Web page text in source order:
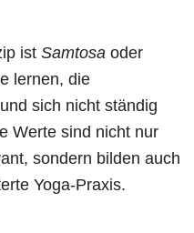
ist Samtosa oder
lernen, die
sich nicht ständig
Werte sind nicht nur
sondern bilden auch
Yoga-Praxis.